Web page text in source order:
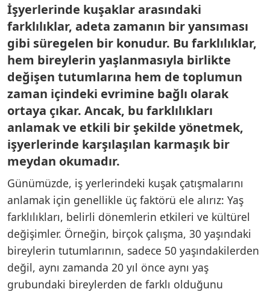
İşyerlerinde kuşaklar arasındaki
farklılıklar, adeta zamanın bir yansıması
gibi süregelen bir konudur. Bu farklılıklar,
hem bireylerin yaşlanmasıyla birlikte
değişen tutumlarına hem de toplumun
zaman içindeki evrimine bağlı olarak
ortaya çıkar. Ancak, bu farklılıkları
anlamak ve etkili bir şekilde yönetmek,
işyerlerinde karşılaşılan karmaşık bir
meydan okumadır.
Günümüzde, iş yerlerindeki kuşak çatışmalarını
anlamak için genellikle üç faktörü ele alırız: Yaş
farklılıkları, belirli dönemlerin etkileri ve kültürel
değişimler. Örneğin, birçok çalışma, 30 yaşındaki
bireylerin tutumlarının, sadece 50 yaşındakilerden
değil, aynı zamanda 20 yıl önce aynı yaş
grubundaki bireylerden de farklı olduğunu